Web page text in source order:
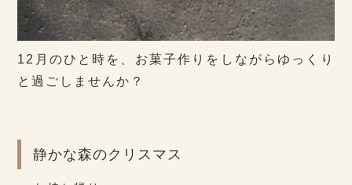
12月のひと時を、お菓子作りをしながらゆっくり
と過ごしませんか？
静かな森のクリスマス